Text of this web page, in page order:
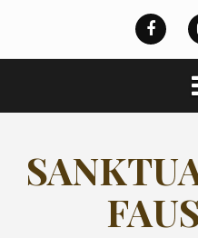
treści